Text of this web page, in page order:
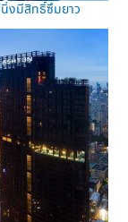
นิ่งมีสิทธิ์ซึมยาว